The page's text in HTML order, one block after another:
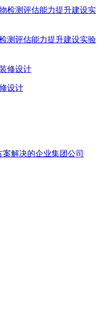
测评估能力提升建设实验
设计
解决的企业集团公司